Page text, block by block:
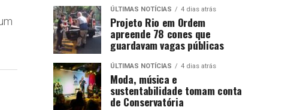
ÚLTIMAS NOTÍCIAS 4 dias atrás
Projeto Rio em Ordem
apreende 78 cones que
guardavam vagas públicas
ÚLTIMAS NOTÍCIAS 4 dias atrás
Moda, música e
sustentabilidade tomam conta
de Conservatória